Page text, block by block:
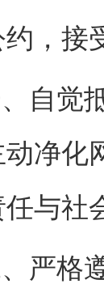
，接
觉抵
净化
与社
格遵